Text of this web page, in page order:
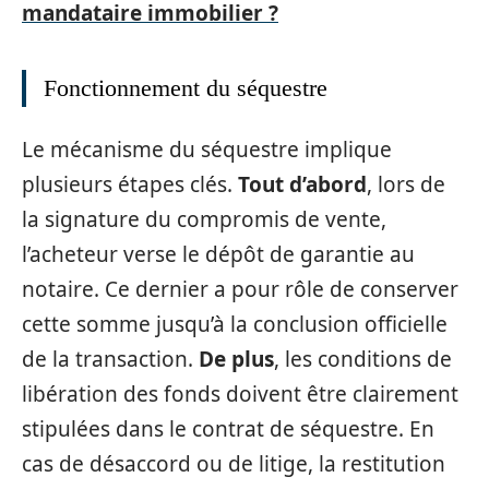
mandataire immobilier ?
Fonctionnement du séquestre
Le mécanisme du séquestre implique
plusieurs étapes clés. Tout d’abord, lors de
la signature du compromis de vente,
l’acheteur verse le dépôt de garantie au
notaire. Ce dernier a pour rôle de conserver
cette somme jusqu’à la conclusion officielle
de la transaction. De plus, les conditions de
libération des fonds doivent être clairement
stipulées dans le contrat de séquestre. En
cas de désaccord ou de litige, la restitution